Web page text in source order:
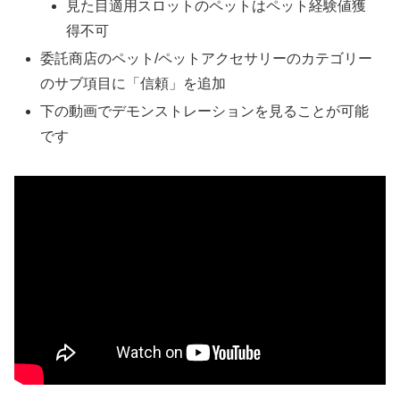
見た目適用スロットのペットはペット経験値獲
得不可
委託商店のペット/ペットアクセサリーのカテゴリー
のサブ項目に「信頼」を追加
下の動画でデモンストレーションを見ることが可能
です